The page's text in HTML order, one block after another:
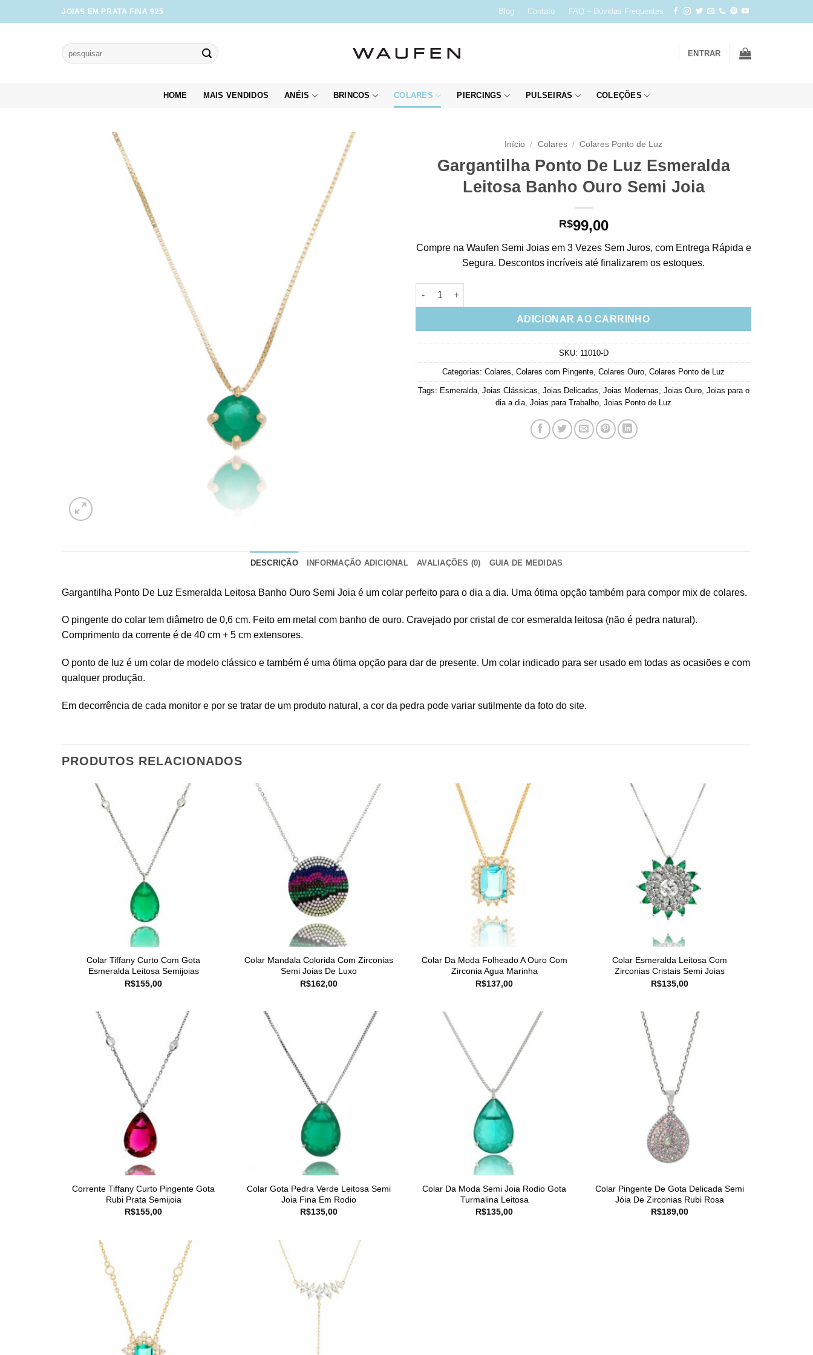
to
JOIAS EM PRATA FINA 925 Blog Contato FAQ – Dúvidas Frequentes
Pesquisar
por:
ENTRAR
HOME MAIS VENDIDOS ANÉIS BRINCOS COLARES PIERCINGS PULSEIRAS COLEÇÕES
Início / Colares / Colares Ponto de Luz
Gargantilha Ponto De Luz Esmeralda
Leitosa Banho Ouro Semi Joia
R$99,00
Compre na Waufen Semi Joias em 3 Vezes Sem Juros, com Entrega Rápida e
Segura. Descontos incríveis até finalizarem os estoques.
Gargantilha Ponto De Luz Esmeralda Leitosa Banho Ouro Semi Joia quantidade
ADICIONAR AO CARRINHO
SKU: 11010-D
Categorias: Colares Colares com Pingente Colares Ouro Colares Ponto de Luz
Tags: Esmeralda, Joias Clássicas Joias Delicadas Joias Modernas Joias Ouro, Joias para o
dia a dia Joias para Trabalho Joias Ponto de Luz
DESCRIÇÃO INFORMAÇÃO ADICIONAL AVALIAÇÕES (0) GUIA DE MEDIDAS
Gargantilha Ponto De Luz Esmeralda Leitosa Banho Ouro Semi Joia é um colar perfeito para o dia a dia. Uma ótima opção também para compor mix de colares.
O pingente do colar tem diâmetro de 0,6 cm. Feito em metal com banho de ouro. Cravejado por cristal de cor esmeralda leitosa (não é pedra natural).
Comprimento da corrente é de 40 cm + 5 cm extensores.
O ponto de luz é um colar de modelo clássico e também é uma ótima opção para dar de presente. Um colar indicado para ser usado em todas as ocasiões e com
qualquer produção.
Em decorrência de cada monitor e por se tratar de um produto natural, a cor da pedra pode variar sutilmente da foto do site.
PRODUTOS RELACIONADOS
Colar Tiffany Curto Com Gota
Esmeralda Leitosa Semijoias
R$155,00
Colar Mandala Colorida Com Zirconias
Semi Joias De Luxo
R$162,00
Colar Da Moda Folheado A Ouro Com
Zirconia Agua Marinha
R$137,00
Colar Esmeralda Leitosa Com
Zirconias Cristais Semi Joias
R$135,00
Corrente Tiffany Curto Pingente Gota
Rubi Prata Semijoia
R$155,00
Colar Gota Pedra Verde Leitosa Semi
Joia Fina Em Rodio
R$135,00
Colar Da Moda Semi Joia Rodio Gota
Turmalina Leitosa
R$135,00
Colar Pingente De Gota Delicada Semi
Jóia De Zirconias Rubi Rosa
R$189,00